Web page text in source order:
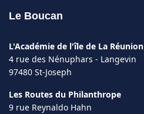
Le Boucan
L'Académie de l'île de La Réunion
4 rue des Nénuphars - Langevin
97480 St-Joseph
Les Routes du Philanthrope
9 rue Reynaldo Hahn